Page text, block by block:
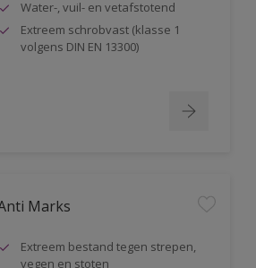
Water-, vuil- en vetafstotend
Extreem schrobvast (klasse 1
volgens DIN EN 13300)
Marks
Extreem bestand tegen strepen,
vegen en stoten